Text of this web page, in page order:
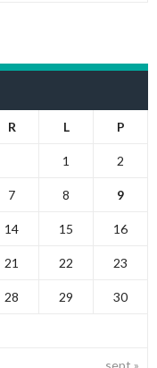
R L P
1 2
7 8 9
14 15 16
21 22 23
28 29 30